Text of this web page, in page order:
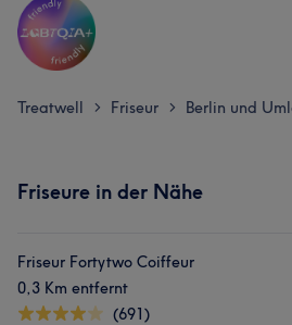
Treatwell > Friseur > Berlin und
Friseure in der Nähe
Friseur Fortytwo Coiffeur
0,3 Km entfernt
(691)